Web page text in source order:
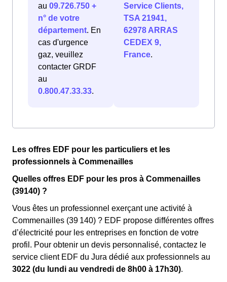
au 09.726.750 +
n° de votre
département. En
cas d'urgence
gaz, veuillez
contacter GRDF
au
0.800.47.33.33.
Service Clients,
TSA 21941,
62978 ARRAS
CEDEX 9,
France.
Les offres EDF pour les particuliers et les
professionnels à Commenailles
Quelles offres EDF pour les pros à Commenailles
(39140) ?
Vous êtes un professionnel exerçant une activité à
Commenailles (39 140) ? EDF propose différentes offres
d’électricité pour les entreprises en fonction de votre
profil. Pour obtenir un devis personnalisé, contactez le
service client EDF du Jura dédié aux professionnels au
3022 (du lundi au vendredi de 8h00 à 17h30).